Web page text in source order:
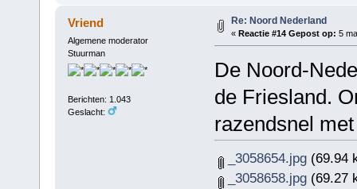
Vriend
Algemene moderator
Stuurman
Berichten: 1.043
Geslacht:
Re: Noord Nederland
« Reactie #14 Gepost op: 5
De Noord-
de Friesland.
razendsnel
_3058654.jpg(69.94
_3058658.jpg(69.27